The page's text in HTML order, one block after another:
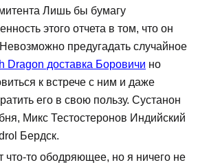
Лишь бы бумагу
этого отчета в том, что он
предугадать случайное
Dragon доставка Боровичи но
к встрече с ним и даже
его в свою пользу. Сустанон
Микс Тестостеронов Индийский
Бердск.
что-то ободряющее, но я ничего не